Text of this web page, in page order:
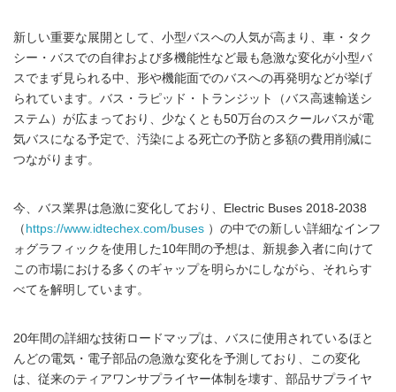
新しい重要な展開として、小型バスへの人気が高まり、車・タク
シー・バスでの自律および多機能性など最も急激な変化が小型バ
スでまず見られる中、形や機能面でのバスへの再発明などが挙げ
られています。バス・ラピッド・トランジット（バス高速輸送シ
ステム）が広まっており、少なくとも50万台のスクールバスが電
気バスになる予定で、汚染による死亡の予防と多額の費用削減に
つながります。
今、バス業界は急激に変化しており、Electric Buses 2018-2038
（ https://www.idtechex.com/buses ）の中での新しい詳細なインフ
ォグラフィックを使用した10年間の予想は、新規参入者に向けて
この市場における多くのギャップを明らかにしながら、それらす
べてを解明しています。
20年間の詳細な技術ロードマップは、バスに使用されているほと
んどの電気・電子部品の急激な変化を予測しており、この変化
は、従来のティアワンサプライヤー体制を壊す、部品サプライヤ